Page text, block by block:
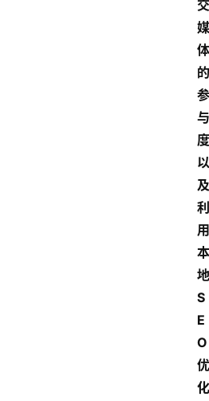
交
媒
体
的
参
与
度
以
及
利
用
本
地
S
E
O
优
化